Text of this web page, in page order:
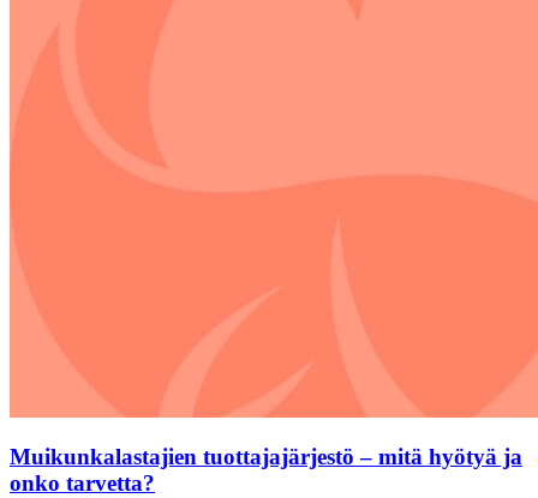
Muikunkalastajien tuottajajärjestö – mitä hyötyä ja
onko tarvetta?